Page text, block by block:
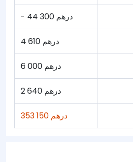
- 44 300 درهم
4 610 درهم
6 000 درهم
2 640 درهم
353 150 درهم